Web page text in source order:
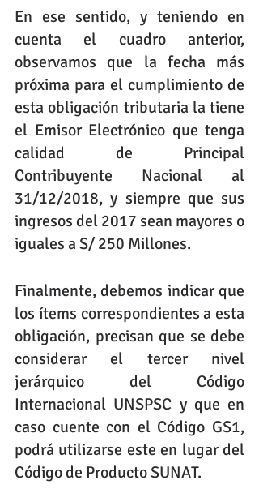
En ese sentido, y teniendo en
cuenta el cuadro anterior,
observamos que la fecha más
próxima para el cumplimiento de
esta obligación tributaria la tiene
el Emisor Electrónico que tenga
calidad de Principal
Contribuyente Nacional al
31/12/2018, y siempre que sus
ingresos del 2017 sean mayores o
iguales a S/ 250 Millones.
Finalmente, debemos indicar que
los ítems correspondientes a esta
obligación, precisan que se debe
considerar el tercer nivel
jerárquico del Código
Internacional UNSPSC y que en
caso cuente con el Código GS1,
podrá utilizarse este en lugar del
Código de Producto SUNAT.